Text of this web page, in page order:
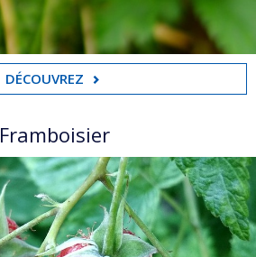
DÉCOUVREZ
Framboisier